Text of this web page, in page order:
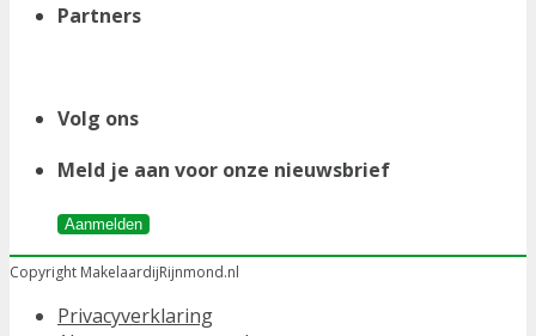
Partners
Volg ons
Meld je aan voor onze nieuwsbrief
Aanmelden
Copyright MakelaardijRijnmond.nl
Privacyverklaring